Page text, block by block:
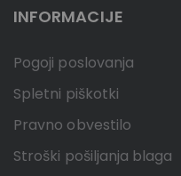
INFORMACIJE
Pogoji poslovanja
Spletni piškotki
Pravno obvestilo
Stroški pošiljanja blaga